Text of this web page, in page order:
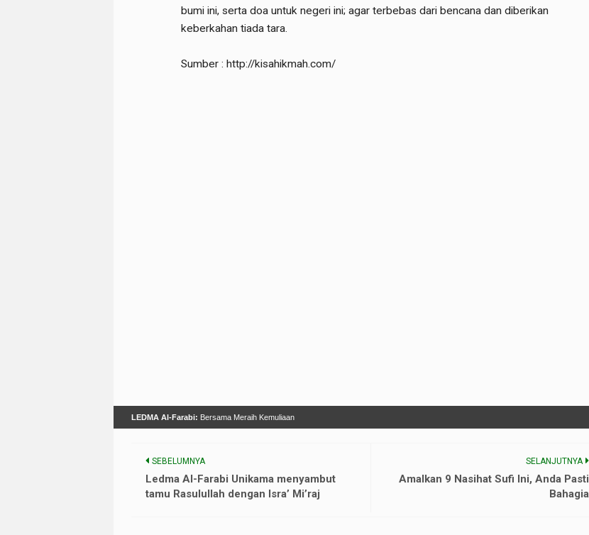
bumi ini, serta doa untuk negeri ini; agar terbebas dari bencana dan diberikan
keberkahan tiada tara.
Sumber : http://kisahikmah.com/
LEDMA Al-Farabi: Bersama Meraih Kemuliaan
SELANJUTNYA
Amalkan 9 Nasihat Sufi Ini, Anda Pasti
Bahagia
SEBELUMNYA
Ledma Al-Farabi Unikama menyambut
tamu Rasulullah dengan Isra’ Mi’raj